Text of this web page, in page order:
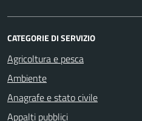
CATEGORIE DI SERVIZIO
Agricoltura e pesca
Ambiente
Anagrafe e stato civile
Appalti pubblici